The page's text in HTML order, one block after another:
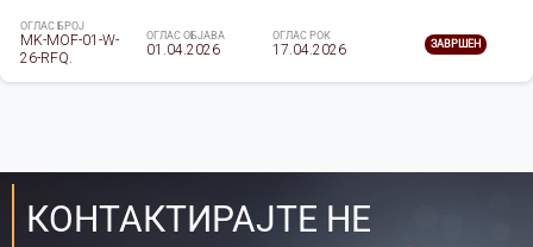
ОГЛАС БРОЈ
MK-MOF-01-W-
26-RFQ.
ОГЛАС ОБЈАВА
01.04.2026
ОГЛАС РОК
17.04.2026 ЗАВРШЕН
КОНТАКТИРАЈТЕ НЕ